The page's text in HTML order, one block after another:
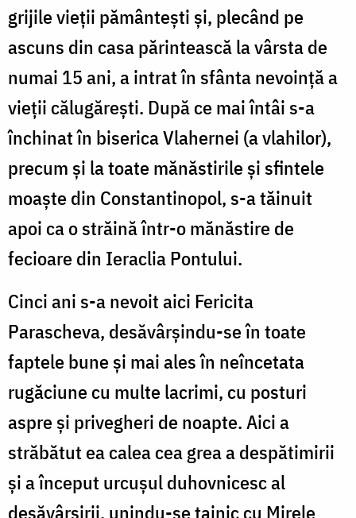
grijile vieţii pământeşti şi, plecând pe
ascuns din casa părintească la vârsta de
numai 15 ani, a intrat în sfânta nevoinţă a
vieţii călugăreşti. După ce mai întâi s-a
închinat în biserica Vlahernei (a vlahilor),
precum şi la toate mănăstirile şi sfintele
moaşte din Constantinopol, s-a tăinuit
apoi ca o străină într-o mănăstire de
fecioare din Ieraclia Pontului.
Cinci ani s-a nevoit aici Fericita
Parascheva, desăvârşindu-se în toate
faptele bune şi mai ales în neîncetata
rugăciune cu multe lacrimi, cu posturi
aspre şi privegheri de noapte. Aici a
străbătut ea calea cea grea a despătimirii
şi a început urcuşul duhovnicesc al
desăvârşirii, unindu-se tainic cu Mirele